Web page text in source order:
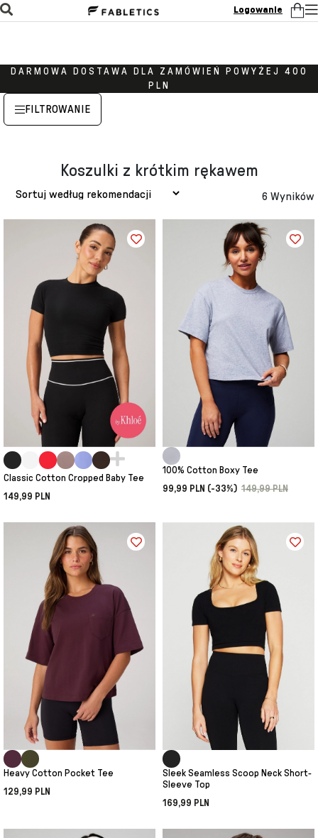
Logowanie
DARMOWA DOSTAWA DLA ZAMÓWIEŃ POWYŻEJ 400
PLN
FILTROWANIE
Koszulki z krótkim rękawem
6 Wyników
Classic Cotton Cropped Baby Tee
149,99 PLN
100% Cotton Boxy Tee
99,99 PLN (-33%) 149,99 PLN
Heavy Cotton Pocket Tee
129,99 PLN
Sleek Seamless Scoop Neck Short-
Sleeve Top
169,99 PLN